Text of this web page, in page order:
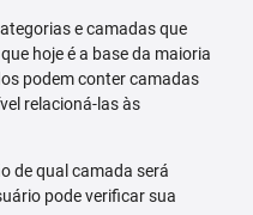
e camadas que
hoje é a base da maioria
podem conter camadas
relacioná-las às
de qual camada será
pode verificar sua